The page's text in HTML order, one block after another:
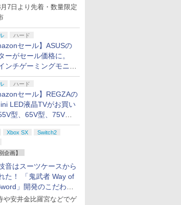
て配布決定！
7日より先着・数量限定
ハード
セール】ASUSの
ーがセール価格に。
ンチゲーミングモニタ
Strix OLED
」限定モデルも
得
ハード
セール】REGZAの
LED液晶TVがお買い
型、65V型、75V型
年モデルがラインナ
Xbox SX
Switch2
企画】
音はスーツケースから
た！ 「鬼武者 Way of
」開発のこだわり
！
や安井金比羅宮などでゲ